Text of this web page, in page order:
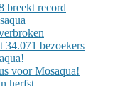
breekt record
34.071 bezoekers
voor Mosaqua!
herfst